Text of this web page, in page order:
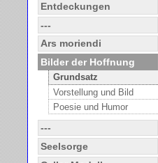
Entdeckungen
---
Ars moriendi
Bilder der Hoffnung
Grundsatz
Vorstellung und Bild
Poesie und Humor
---
Seelsorge